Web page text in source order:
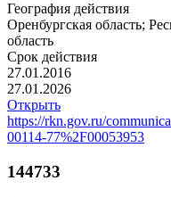
География действия
Оренбургская область;
область
Срок действия
27.01.2016
27.01.2026
Открыть
https://rkn.gov.ru/
00114-77%2F00053953
144733